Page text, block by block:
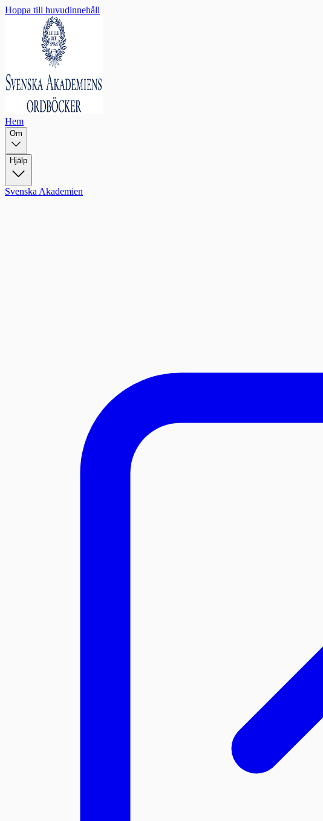
Hoppa till huvudinnehåll
Hem
Om
Hjälp
Svenska Akademien